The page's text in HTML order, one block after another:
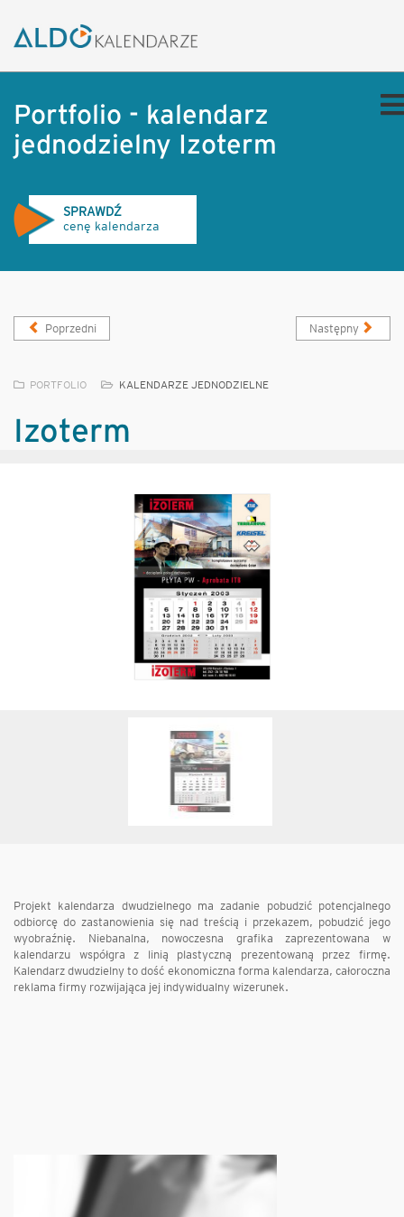
Portfolio - kalendarz
jednodzielny Izoterm
SPRAWDŹ
cenę kalendarza
Poprzedni Następny
PORTFOLIO KALENDARZE JEDNODZIELNE
Izoterm
Projekt kalendarza dwudzielnego ma zadanie pobudzić potencjalnego
odbiorcę do zastanowienia się nad treścią i przekazem, pobudzić jego
wyobraźnię. Niebanalna, nowoczesna grafika zaprezentowana w
kalendarzu współgra z linią plastyczną prezentowaną przez firmę.
Kalendarz dwudzielny to dość ekonomiczna forma kalendarza, całoroczna
reklama firmy rozwijająca jej indywidualny wizerunek.